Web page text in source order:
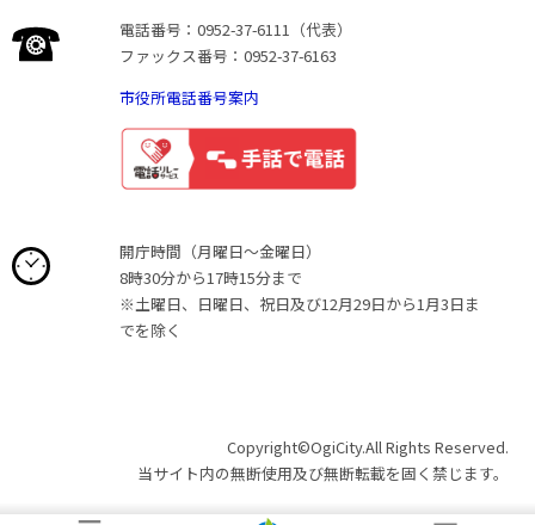
電話番号：0952-37-6111（代表）
ファックス番号：0952-37-6163
市役所電話番号案内
開庁時間（月曜日〜金曜日）
8時30分から17時15分まで
※土曜日、日曜日、祝日及び12月29日から1月3日ま
でを除く
Copyright©OgiCity.All Rights Reserved.
当サイト内の無断使用及び無断転載を固く禁じます。